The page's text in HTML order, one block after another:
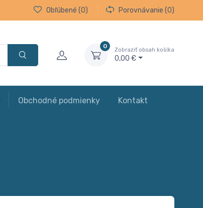
Obľúbené (0) Porovnávanie (0)
0
Zobraziť obsah košíka
0,00 €
Obchodné podmienky Kontakt